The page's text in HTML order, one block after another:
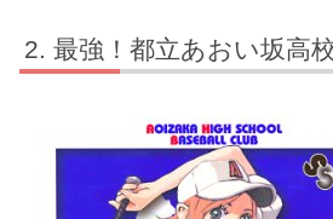
最強！都立あおい坂高